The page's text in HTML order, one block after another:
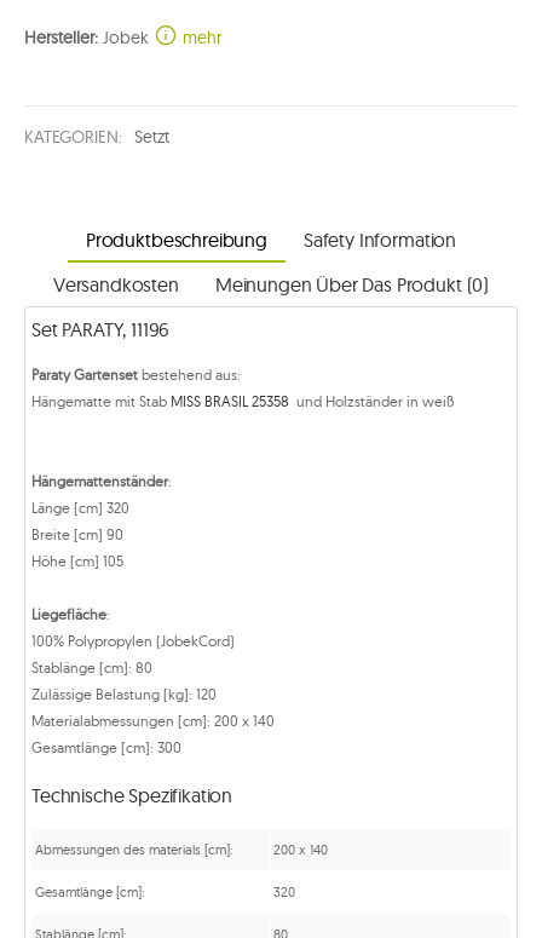
Hersteller: Jobek mehr
KATEGORIEN: Setzt
Produktbeschreibung
Safety Information
Versandkosten
Meinungen Über Das Produkt (0)
Set PARATY, 11196
Paraty Gartenset bestehend aus:
Hängematte mit Stab MISS BRASIL 25358 und Holzständer in weiß
Hängemattenständer:
Länge [cm] 320
Breite [cm] 90
Höhe [cm] 105
Liegefläche:
100% Polypropylen (JobekCord)
Stablänge [cm]: 80
Zulässige Belastung [kg]: 120
Materialabmessungen [cm]: 200 x 140
Gesamtlänge [cm]: 300
Technische Spezifikation
Abmessungen des materials [cm]: 200 x 140
Gesamtlänge [cm]: 320